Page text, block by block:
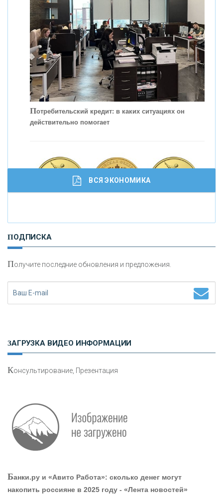
Скорость - один из главных трендов в
кредитовании бизнеса - «Интервью»
Работа мечты. Что банки делают для того, чтобы
привлечь и удержать персонал - «Интервью»
Потребительский кредит: в каких ситуациях он
действительно помогает
И
сохранения и увеличения капитала
ВСЯ ЭКОНОМИКА
ПОДПИСКА
Получите последние обновления и предложения.
ЗАГРУЗКА ВИДЕО ИНФОРМАЦИИ
Консультирование, Презентация
Банки.ру и «Авито Работа»: сколько денег могут
накопить россияне в 2025 году - «Лента новостей»